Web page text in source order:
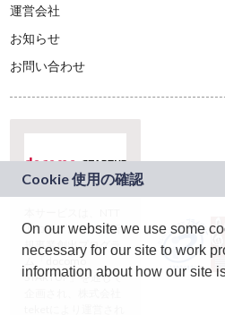
運営会社
お知らせ
お問い合わせ
ドコモグループの新
規事業創出プログラ
ム「docomo
STARTUP」を通じて
On our website we use some
necessary for our site to work
information about how our site